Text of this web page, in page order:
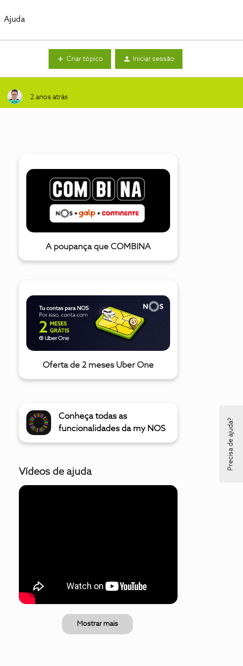
Ajuda
Criar tópico Iniciar sessão
2 anos atrás
A poupança que COMBINA
Oferta de 2 meses Uber One
Conheça todas as
funcionalidades da my NOS
Vídeos de ajuda
Mostrar mais
Precisa de ajuda?